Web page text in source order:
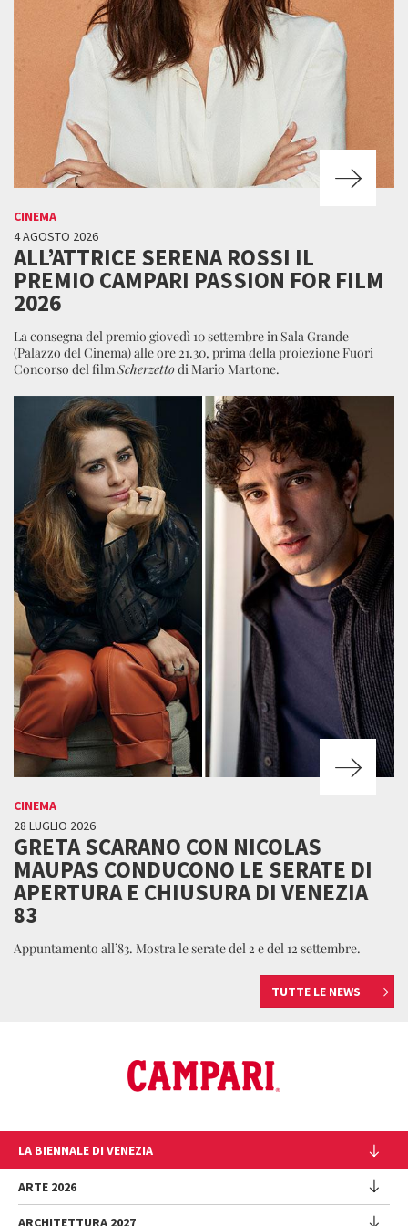
CINEMA
4 AGOSTO 2026
ALL’ATTRICE SERENA ROSSI IL
PREMIO CAMPARI PASSION FOR FILM
2026
La consegna del premio giovedì 10 settembre in Sala Grande
(Palazzo del Cinema) alle ore 21.30, prima della proiezione Fuori
Concorso del filmScherzettodi Mario Martone.
CINEMA
28 LUGLIO 2026
GRETA SCARANO CON NICOLAS
MAUPAS CONDUCONO LE SERATE DI
APERTURA E CHIUSURA DI VENEZIA
83
Appuntamento all’83. Mostra le serate del 2 e del 12 settembre.
TUTTE LE NEWS
LA BIENNALE DI VENEZIA
L'Istituzione
Cariche istituzionali
ARTE 2026
ARCHITETTURA 2027